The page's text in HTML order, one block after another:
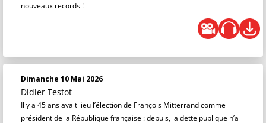
nouveaux records !
Dimanche 10 Mai 2026
Didier Testot
Il y a 45 ans avait lieu l’élection de François Mitterrand comme
président de la République française : depuis, la dette publique n’a